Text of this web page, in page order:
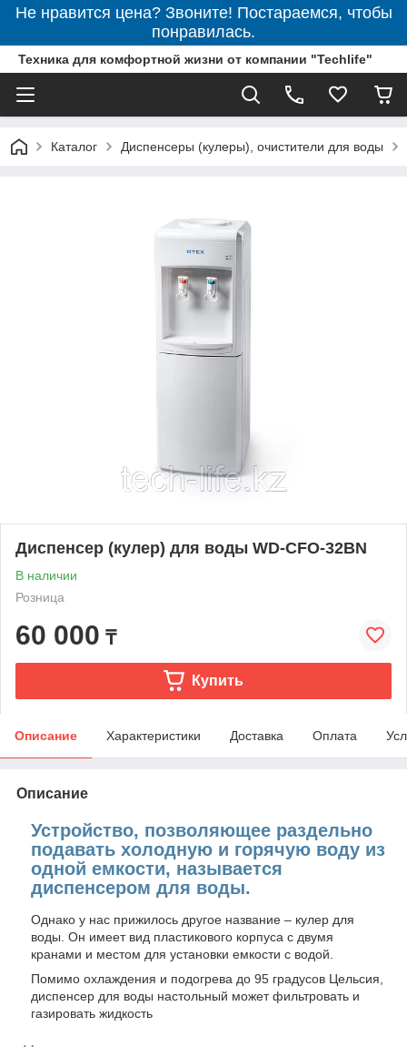
Не нравится цена? Звоните! Постараемся, чтобы
понравилась.
Техника для комфортной жизни от компании "Techlife"
Каталог Диспенсеры (кулеры), очистители для воды
Диспенсер (кулер) для воды WD-CFO-32BN
В наличии
Розница
60 000 ₸
Купить
Описание Характеристики Доставка Оплата
Описание
Устройство, позволяющее раздельно
подавать холодную и горячую воду из
одной емкости, называется
диспенсером для воды.
Однако у нас прижилось другое название – кулер для
воды. Он имеет вид пластикового корпуса с двумя
кранами и местом для установки емкости с водой.
Помимо охлаждения и подогрева до 95 градусов Цельсия,
диспенсер для воды настольный может фильтровать и
газировать жидкость